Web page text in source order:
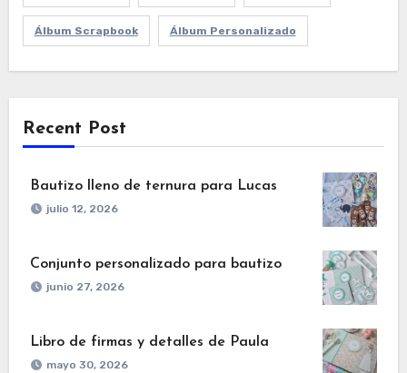
Álbum Scrapbook Álbum Personalizado
Recent Post
Bautizo lleno de ternura para Lucas
julio 12, 2026
Conjunto personalizado para bautizo
junio 27, 2026
Libro de firmas y detalles de Paula
mayo 30, 2026